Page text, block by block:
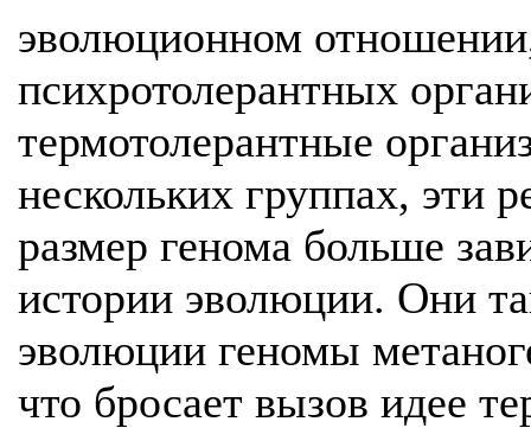
эволюционном
психротолерантных
термотолерантные
нескольких группах, эти
размер генома больше
истории эволюции. Они
эволюции геномы
что бросает вызов идее